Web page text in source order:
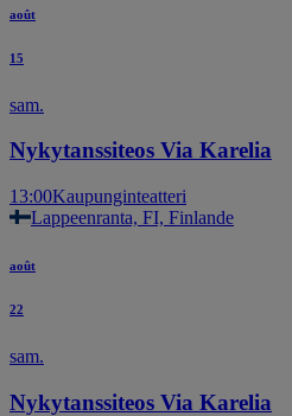
août
15
sam.
Nykytanssiteos Via Karelia
13:00Kaupunginteatteri
Lappeenranta, FI, Finlande
août
22
sam.
Nykytanssiteos Via Karelia